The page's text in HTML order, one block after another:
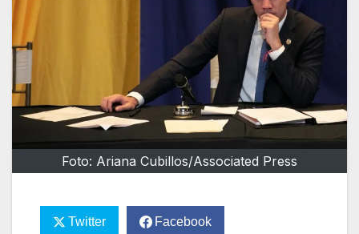
Foto: Ariana Cubillos/Associated Press
Twitter Facebook